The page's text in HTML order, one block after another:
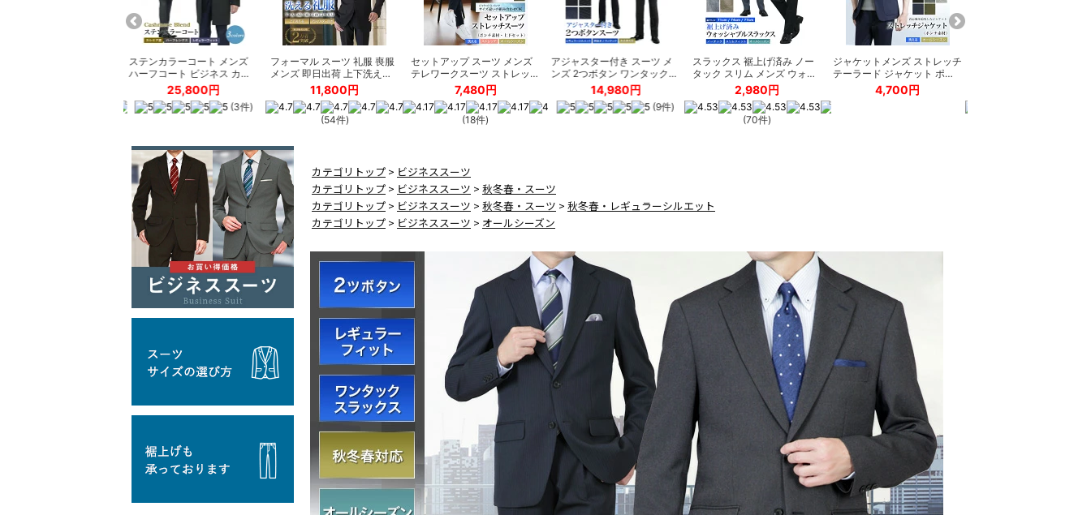
カテゴリトップ > ビジネススーツ
カテゴリトップ > ビジネススーツ > 秋冬春・スーツ
カテゴリトップ > ビジネススーツ > 秋冬春・スーツ > 秋冬春・レギュラーシルエット
カテゴリトップ > ビジネススーツ > オールシーズン